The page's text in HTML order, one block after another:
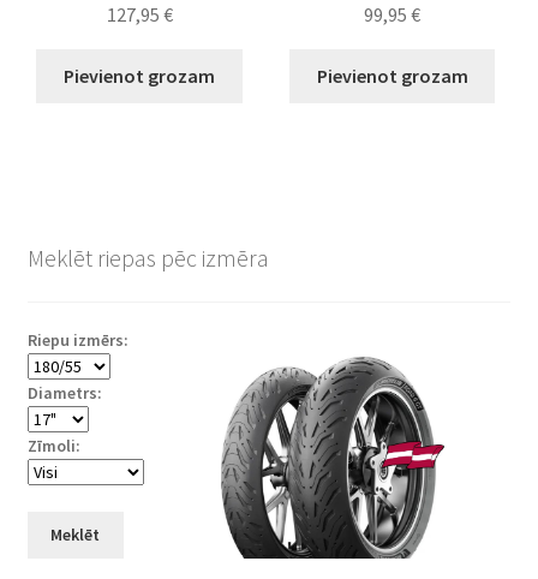
127,95 €
Pievienot grozam
99,95€
Pievienot grozam
Meklēt riepas pēc izmēra
Riepu izmērs:
Diametrs:
Zīmoli:
Meklēt